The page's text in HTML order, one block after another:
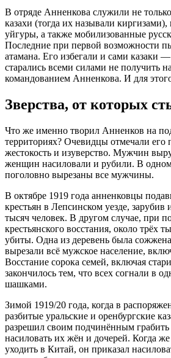
В отряде Анненкова служили не
казахи (тогда их называли
уйгуры, а также мобилизованные
Последние при первой возможности
атамана. Его избегали и сами казаки
старались всеми силами не получить
командованием Анненкова. И для
Зверства, от которых
Что же именно творил Анненков на
территориях? Очевидцы отмечали его
жестокость и изуверство. Мужчин
женщин насиловали и рубили. В
поголовно вырезаны все мужчины.
В октябре 1919 года анненковцы
крестьян в Лепсинском уезде, зарубив
тысяч человек. В другом случае, при
крестьянского восстания, около трёх
убиты. Одна из деревень была
вырезали всё мужское население,
Восстание сорока семей, включая
закончилось тем, что всех согнали в
шашками.
Зимой 1919/20 года, когда в
разбитые уральские и оренбургские
разрешил своим подчинённым
насиловать их жён и дочерей. Когда
уходить в Китай, он приказал